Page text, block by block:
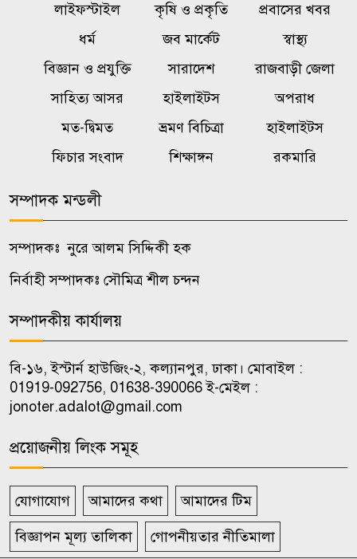
নওগাঁ সদর সার্কেল ও ট্রাফিক অফিস
পরিদর্শন করলেন অ্যাডিশনাল
ডিআইজি
সৌদিতে হুথিদের হামলা, বিদেশিসহ
আহত ১১
৮
রাজবাড়ীতে নাট্যকর্মীদের প্রশিক্ষণ
কর্মশালা ও অভিনেতা প্রস্তুতি
সিলেটে দুই বাসের মুখোমুখি সংঘর্ষ,
নিহত বেড়ে ৯
লাইফস্টাইল কৃষি ও প্রকৃতি
প্রবাসের খবর
ধর্ম
জব মার্কেট
স্বাস্থ্য
বিজ্ঞান ও প্রযুক্তি
সারাদেশ
রাজবাড়ী জেলা
সাহিত্য আসর
হাইলাইটস
অপরাধ
মত-দ্বিমত
ভ্রমণ বিচিত্রা
হাইলাইটস
ফিচার সংবাদ
শিক্ষাঙ্গন রকমারি
সম্পাদক মন্ডলী
সম্পাদকঃ নুরে আলম সিদ্দিকী হক
নির্বাহী সম্পাদকঃ সৌমিত্র শীল চন্দন
সম্পাদকীয় কার্যালয়
বি-১৬, ইস্টার্ন হাউজিং-২, কল্যানপুর, ঢাকা। মোবাইল :
01919-092756, 01638-390066 ই-মেইল :
jonoter.adalot@gmail.com
প্রয়োজনীয় লিংক সমূহ
যোগাযোগ আমাদের কথা আমাদের টিম
বিজ্ঞাপন মূল্য তালিকা গোপনীয়তার নীতিমালা